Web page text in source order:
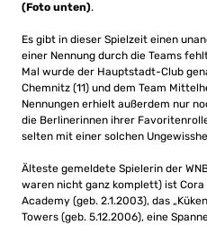
(Foto unten).
Es gibt in dieser Spielzeit einen
einer Nennung durch die Teams
Mal wurde der Hauptstadt-Club
Chemnitz (11) und dem Team
Nennungen erhielt außerdem nur
die Berlinerinnen ihrer
selten mit einer solchen
Älteste gemeldete Spielerin der
waren nicht ganz komplett) ist Cora
Academy (geb. 2.1.2003), das
Towers (geb. 5.12.2006), eine